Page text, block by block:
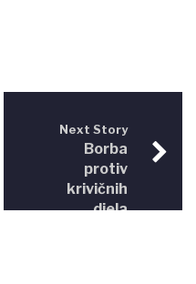
Next Story
Borba
protiv
krivičnih
djela